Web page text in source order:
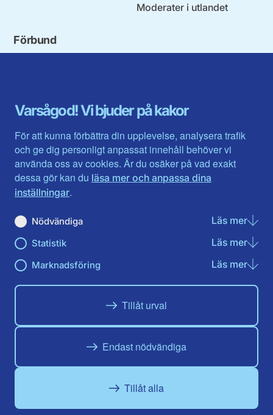
Varsågod! Vi bjuder på kakor
För att kunna förbättra din upplevelse, analysera trafik
och ge dig personligt anpassat innehåll behöver vi
använda oss av cookies. Är du osäker på vad exakt
dessa gör kan du läsa mer och anpassa dina
inställningar.
Nödvändiga Läs merom
Statistik Läs merom
Marknadsföring Läs merom
Tillåt urval
Endast nödvändiga
Tillåt alla
Moderater i utlandet
Förbund
Gävleborg
Halland
Jämtlands län
Jönköpings län
Kalmar län
Kronobergs län
Norrbotten
Skåne län
Värmlands län
Västerbotten
Västra Götaland
Västernorrland
Västmanland
Örebro län
Östergötland
Du hittar oss här på sociala medier
Facebook
Instagram